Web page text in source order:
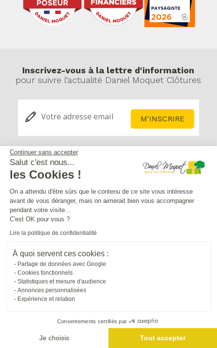
Continuer sans accepter
Salut c'est nous...
les Cookies !
On a attendu d'être sûrs que le contenu de ce site vous intéresse
avant de vous déranger, mais on aimerait bien vous accompagner
pendant votre visite...
C'est OK pour vous ?
Lire la politique de confidentialité
À quoi servent ces cookies :
Partage de données avec Google
Cookies fonctionnels
Statistiques et mesure d'audience
Annonces personnalisées
Expérience et relation
Consentements certifiés par
Je choisis Tout accepter
Inscrivez-vous à la lettre d'information
pour suivre l’actualité Daniel Moquet Clôtures
Service après-vente
Mentions légales
Crédits Agence de communication
Plan du site
Gestion des cookies